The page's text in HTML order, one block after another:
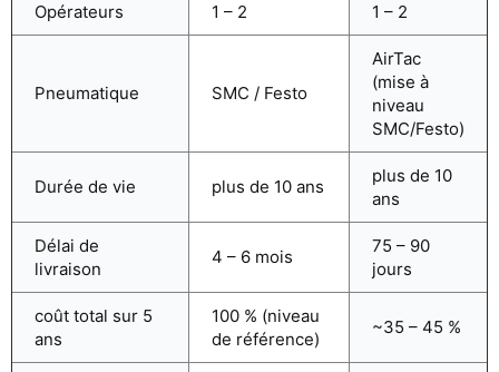
Opérateurs 1 – 2 1 – 2
Pneumatique SMC / Festo
AirTac
(mise à
niveau
SMC/Festo)
Durée de vie plus de 10 ans
plus de 10
ans
Délai de
livraison
4 – 6 mois
75 – 90
jours
coût total sur 5
ans
100 % (niveau
de référence)
~35 – 45 %